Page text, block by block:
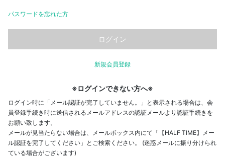
パスワードを忘れた方
新規会員登録
※ログインできない方へ※
ログイン時に「メール認証が完了していません。」と表示される場合は、会
員登録手続き時に送信されるメールアドレスの認証メールより認証手続きを
お願い致します。
メールが見当たらない場合は、メールボックス内にて「【HALF TIME】メー
ル認証を完了してください」とご検索ください。 (迷惑メールに振り分けられ
ている場合がございます)